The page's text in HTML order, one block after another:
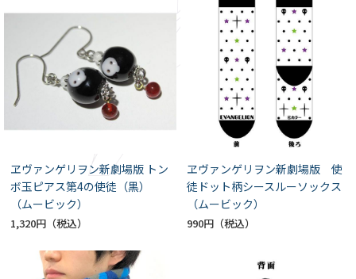
ヱヴァンゲリヲン新劇場版 トン
ボ玉ピアス第4の使徒（黒）
（ムービック）
1,320円
ヱヴァンゲリヲン新劇場版 使
徒ドット柄シースルーソックス
（ムービック）
990円